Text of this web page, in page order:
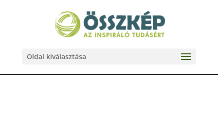
Oldal kiválasztása